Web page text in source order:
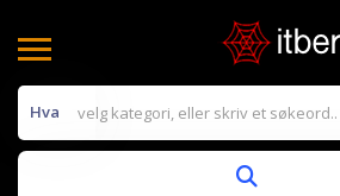
Hva